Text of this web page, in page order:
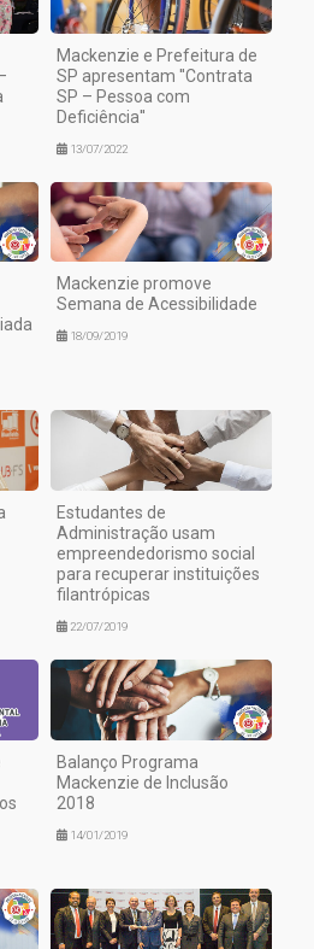
Mackenzie e Prefeitura de
SP apresentam ''Contrata
SP – Pessoa com
Deficiência''
13/07/2022
Mackenzie promove
Semana de Acessibilidade
18/09/2019
Estudantes de
Administração usam
empreendedorismo social
para recuperar instituições
filantrópicas
22/07/2019
Balanço Programa
Mackenzie de Inclusão
2018
14/01/2019